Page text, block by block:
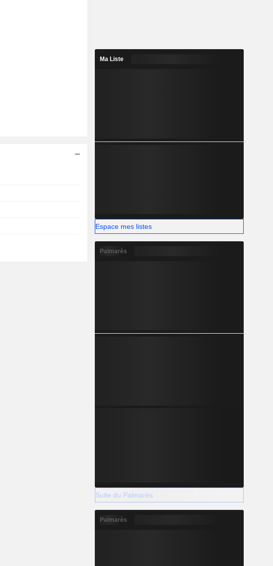
Ma Liste
Espace mes listes
Palmarès
Suite du Palmarès
Palmarès